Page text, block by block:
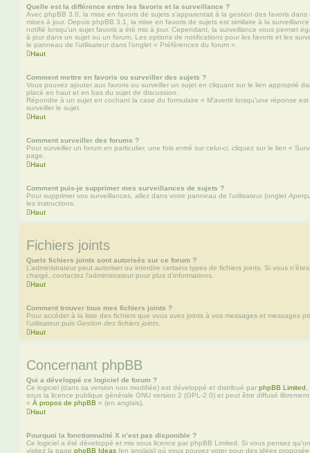
Quelle est la différence entre les favoris et la surveillance ?
Avec phpBB 3.0, la mise en favoris de sujets s’apparentait à la gestion des favoris
mises à jour. Depuis phpBB 3.1, la mise en favoris de sujets est similaire à la
notifié lorsqu’un sujet favoris a été mis à jour. Cependant, la surveillance vous permet
à jour dans un sujet ou un forum. Les options de notifications pour les favoris et les
le panneau de l’utilisateur dans l’onglet « Préférences du forum ».
Haut
Comment mettre en favoris ou surveiller des sujets ?
Vous pouvez ajouter aux favoris ou surveiller un sujet en cliquant sur le lien approprié
placé en haut et en bas du sujet de discussion.
Répondre à un sujet en cochant la case du formulaire « M’avertir lorsqu’une réponse
surveiller le sujet.
Haut
Comment surveiller des forums ?
Pour surveiller un forum en particulier, une fois entré sur celui-ci, cliquez sur le lien «
page.
Haut
Comment puis-je supprimer mes surveillances de sujets ?
Pour supprimer vos surveillances, allez dans votre panneau de l’utilisateur (onglet
les instructions.
Haut
Fichiers joints
Quels fichiers joints sont autorisés sur ce forum ?
L’administrateur peut autoriser ou interdire certains types de fichiers joints. Si vous
chargé, contactez l’administrateur pour plus d’informations.
Haut
Comment trouver tous mes fichiers joints ?
Pour accéder à la liste des fichiers que vous avez joints à vos messages et messages
l’utilisateur puis Gestion des fichiers joints
Haut
Concernant phpBB
Qui a développé ce logiciel de forum ?
Ce logiciel (dans sa version non modifiée) est développé et distribué par phpBB Limited
sous la licence publique générale GNU version 2 (GPL-2.0) et peut être diffusé
« À propos de phpBB » (en anglais).
Haut
Pourquoi la fonctionnalité X n’est pas disponible ?
Ce logiciel a été développé et mis sous licence par phpBB Limited. Si vous pensez
visitez la page phpBB Ideas (en anglais) où vous pouvez voter pour des idées